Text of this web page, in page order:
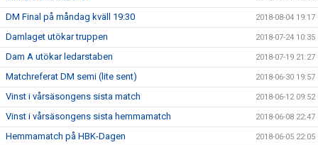
DM Final på måndag kväll 19:30 2018-08-04 19:17
Damlaget utökar truppen 2018-07-24 10:35
Dam A utökar ledarstaben 2018-07-19 21:27
Matchreferat DM semi (lite sent) 2018-06-30 19:57
Vinst i vårsäsongens sista match 2018-06-12 09:52
Vinst i vårsäsongens sista hemmamatch 2018-06-08 22:47
Hemmamatch på HBK-Dagen 2018-06-05 22:05